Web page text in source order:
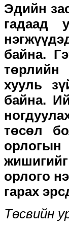
Эдийн
гадаад
байна.
төрлийн
хууль
байна.
төсөл
орлогын
орлого
гарах
Төсвийн